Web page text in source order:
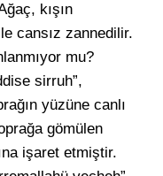
kışın
cansız zannedilir.
mu?
sirruh”,
yüzüne canlı
gömülen
işaret etmiştir.